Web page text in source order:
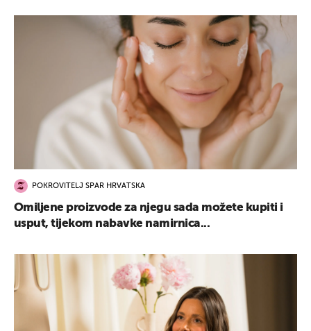
POKROVITELJ SPAR HRVATSKA
Omiljene proizvode za njegu sada možete kupiti i
usput, tijekom nabavke namirnica...